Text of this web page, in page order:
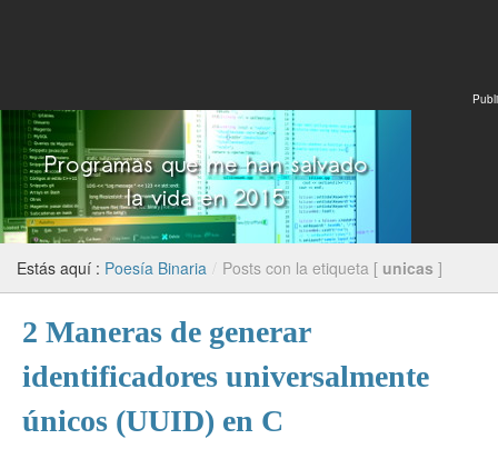
Publi
Estás aquí : Poesía Binaria / Posts con la etiqueta [ unicas ]
2 Maneras de generar
identificadores universalmente
únicos (UUID) en C